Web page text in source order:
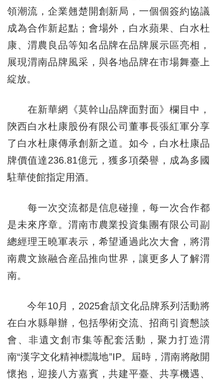
領潮流，企業翹楚開創新局，一個個簽約協議
成為合作新起點；會場外，白水蘋果、白水杜
康、渭農良品等知名品牌在品牌展示區亮相，
展現渭南品牌風采，與各地品牌在市場舞臺上
綻放。
在新華網《莫幹山品牌面對面》欄目中，
陝西白水杜康股份有限公司董事長張紅軍分享
了白水杜康傳承創新之道。如今，白水杜康品
牌價值達236.81億元，獲多項榮譽，成為多國
駐華使館指定用酒。
每一次交流都是信息碰撞，每一次合作都
是未來序章。渭南市農業投資集團有限公司副
總經理王曉軍表示，希望通過此次大會，將渭
南農文旅融合産品推向世界，讓更多人了解渭
南。
今年10月，2025倉頡文化品牌系列活動將
在白水縣舉辦，包括學術交流、招商引資懇談
會、非遺文創市集等配套活動，聚力打造渭
南“漢字文化精神標識地”IP。屆時，渭南將敞開
懷抱，迎接八方嘉賓，共建平臺、共享機遇、